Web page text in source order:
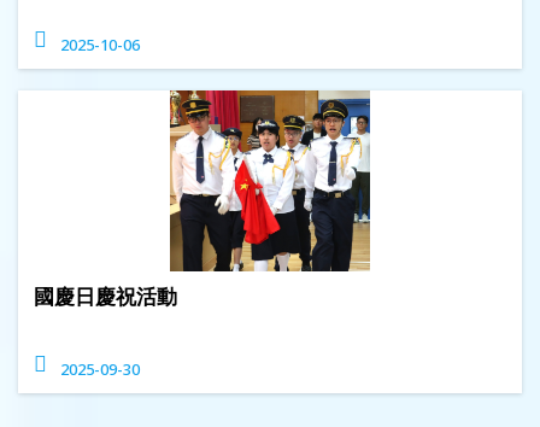
2025-10-06
國慶日慶祝活動
2025-09-30